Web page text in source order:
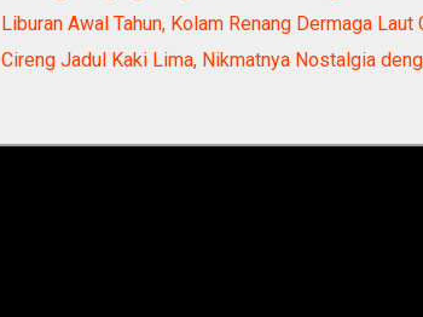
Liburan Awal Tahun, Kolam Renang Dermaga
Cireng Jadul Kaki Lima, Nikmatnya Nostalgia